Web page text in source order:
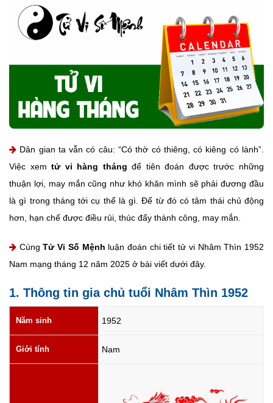
Dân gian ta vẫn có câu: “Có thờ có thiêng, có kiêng có lành”.
Việc xemtử vi hàng tháng để tiên đoán được trước những
thuận lợi, may mắn cũng như khó khăn mình sẽ phải đương đầu
là gì trong tháng tới cụ thể là gì. Để từ đó có tâm thái chủ động
hơn, hạn chế được điều rủi, thúc đẩy thành công, may mắn.
CùngTử Vi Số Mệnh luận đoán chi tiết tử vi Nhâm Thìn 1952
Nam mạng tháng 12 năm 2025 ở bài viết dưới đây.
1. Thông tin gia chủ tuổi Nhâm Thìn 1952
Năm sinh 1952
Giới tính Nam